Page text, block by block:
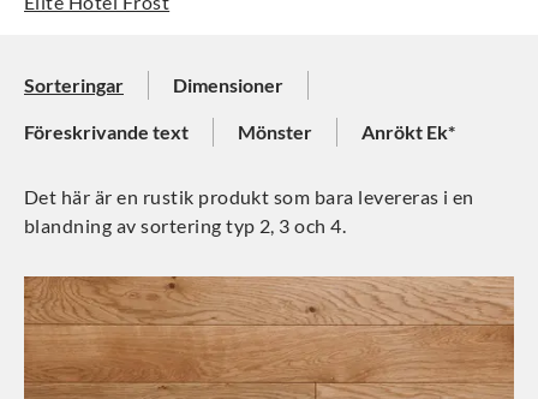
Sorteringar Dimensioner
Föreskrivande text Mönster Anrökt Ek*
Det här är en rustik produkt som bara levereras i en
blandning av sortering typ 2, 3 och 4.